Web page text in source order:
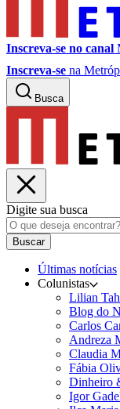
Inscreva-se no canal
Inscreva-se na
Busca
Digite sua busca
Buscar
Últimas notícias
Colunistas
Lilian
Blog do
Carlos
Andreza
Claudia
Fábia
Dinheiro
Igor